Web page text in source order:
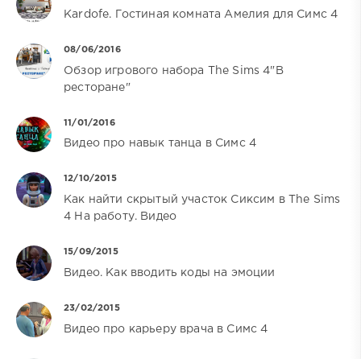
Kardofe. Гостиная комната Амелия для Симс 4
08/06/2016
Обзор игрового набора The Sims 4"В
ресторане"
11/01/2016
Видео про навык танца в Симс 4
12/10/2015
Как найти скрытый участок Сиксим в The Sims
4 На работу. Видео
15/09/2015
Видео. Как вводить коды на эмоции
23/02/2015
Видео про карьеру врача в Симс 4